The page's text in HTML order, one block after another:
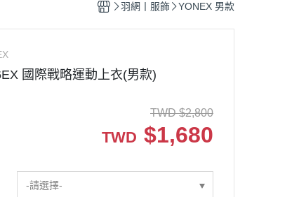
羽網丨服飾 YONEX 男款
國際戰略運動上衣(男款)
TWD $2,800
TWD $1,680
-請選擇-